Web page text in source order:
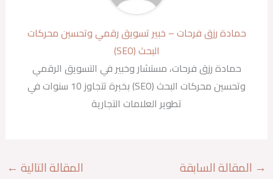
حمادة رزق فرحات – خبير تسويق رقمي وتحسين محركات
البحث (SEO)
حمادة رزق فرحات، مستشار وخبير في التسويق الرقمي
وتحسين محركات البحث (SEO) بخبرة تتجاوز 10 سنوات في
تطوير العلامات التجارية
→ المقالة السابقة المقالة التالية ←